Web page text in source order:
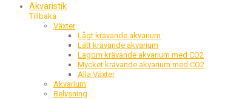
Akvaristik
Tillbaka
Växter
Lågt krävande akvarium
Lätt krävande akvarium
Lagom krävande akvarium med CO2
Mycket krävande akvarium med CO2
Alla Växter
Akvarium
Belysning